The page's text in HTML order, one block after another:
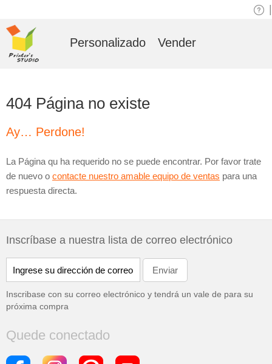
404 Página no existe
Ay… Perdone!
La Página qu ha requerido no se puede encontrar. Por favor trate
de nuevo o contacte nuestro amable equipo de ventas para una
respuesta directa.
Inscríbase a nuestra lista de correo electrónico
Inscribase con su correo electrónico y tendrá un vale de para su
próxima compra
Quede conectado
Personalizado Vender